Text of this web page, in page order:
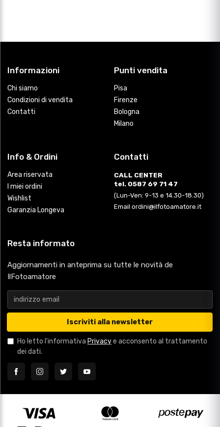
Informazioni
Chi siamo
Condizioni di vendita
Contatti
Punti vendita
Pisa
Firenze
Bologna
Milano
Info & Ordini
Area riservata
I miei ordini
Wishlist
Garanzia Longeva
Contatti
CALL CENTER
tel. 0587 69 71 47
(Lun-Ven: 9-13 e 14.30-18.30)
Email ordini@ilfotoamatore.it
Resta informato
Aggiornamenti in anteprima su tutte le novità de
IlFotoamatore
Iscriviti alla newsletter
Ho letto l'informativa Privacye acconsento al trattamento
dei dati.